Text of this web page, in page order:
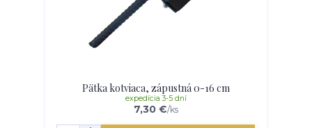
Pätka kotviaca, zápustná 0-16 cm
7,30 €/ks
expedícia 3-5 dní